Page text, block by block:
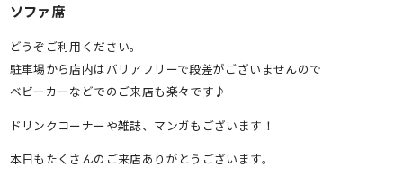
ソファ席
どうぞご利用ください。
駐車場から店内はバリアフリーで段差がございませんので
ベビーカーなどでのご来店も楽々です♪
ドリンクコーナーや雑誌、マンガもございます！
本日もたくさんのご来店ありがとうございます。